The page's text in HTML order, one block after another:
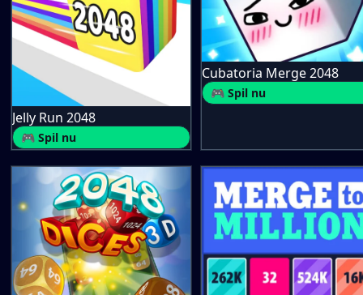
Jelly Run 2048
🎮 Spil nu
Cubatoria Merge 2048
🎮 Spil nu